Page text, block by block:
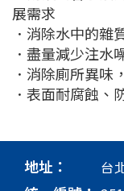
展需求
．消除水中的雜
．盡量減少注水
．消除廁所異味
．表面耐腐蝕、
地址： 台